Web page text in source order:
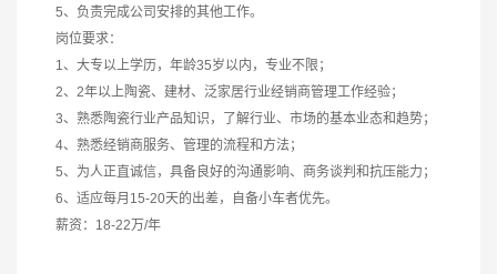
5、负责完成公司安排的其他工作。
岗位要求：
1、大专以上学历，年龄35岁以内，专业不限；
2、2年以上陶瓷、建材、泛家居行业经销商管理工作经验；
3、熟悉陶瓷行业产品知识，了解行业、市场的基本业态和趋势；
4、熟悉经销商服务、管理的流程和方法；
5、为人正直诚信，具备良好的沟通影响、商务谈判和抗压能力；
6、适应每月15-20天的出差，自备小车者优先。
薪资：18-22万/年